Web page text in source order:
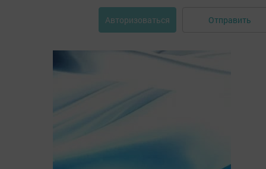
Авторизоваться Отправить